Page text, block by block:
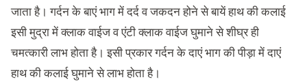
जाता है। गर्दन के बाएं भाग में दर्द व जकदन होने से बायें हाथ की कलाई
इसी मुद्रा में क्लाक वाईज व एंटी क्लाक वाईज घुमाने से शीघ्र ही
चमत्कारी लाभ होता है। इसी प्रकार गर्दन के दाएं भाग की पीड़ा में दाएं
हाथ की कलाई घुमाने से लाभ होता है।